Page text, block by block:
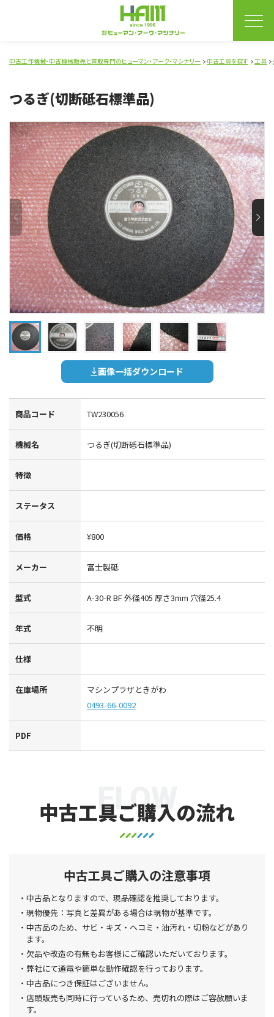
中古工作機械・中古機械販売と買取専門のヒューマン・アーク・マシナリー 中古工具を探す 工具
つるぎ(切断砥石標準品)
画像一括ダウンロード
商品コード TW230056
機械名 つるぎ(切断砥石標準品)
特徴
ステータス
価格 ¥800
メーカー 富士製砥
型式 A-30-R BF 外径405 厚さ3mm 穴径25.4
年式 不明
仕様
在庫場所
マシンプラザときがわ
0493-66-0092
PDF
中古工具ご購入の流れ
FLOW
中古工具ご購入の注意事項
中古品となりますので、現品確認を推奨しております。
現物優先：写真と差異がある場合は現物が基準です。
中古品のため、サビ・キズ・ヘコミ・油汚れ・切粉などがあり
ます。
欠品や改造の有無もお客様にご確認いただいております。
弊社にて通電や簡単な動作確認を行っております。
中古品につき保証はございません。
店頭販売も同時に行っているため、売切れの際はご容赦願いま
す。